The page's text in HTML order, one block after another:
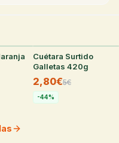
25°
Cuétara Surtido
Galletas 420g
2,80€5€
-44%